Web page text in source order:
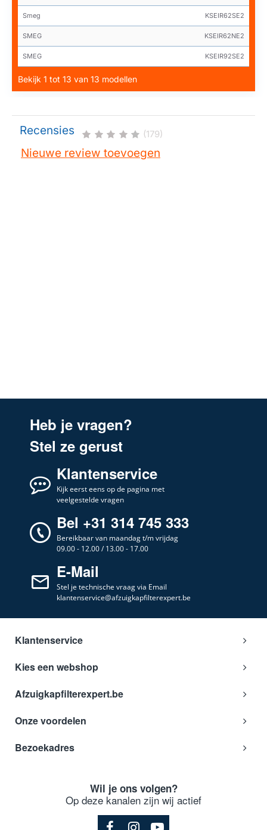
Smeg KSEIR62SE2
SMEG KSEIR62NE2
SMEG KSEIR92SE2
Bekijk 1 tot 13 van 13 modellen
Recensies (179)
Nieuwe review toevoegen
Heb je vragen?
Stel ze gerust
Klantenservice
Kijk eerst eens op de pagina met
veelgestelde vragen
Bel +31 314 745 333
Bereikbaar van maandag t/m vrijdag
09.00 - 12.00 / 13.00 - 17.00
E-Mail
Stel je technische vraag via Email
klantenservice@afzuigkapfilterexpert.be
Klantenservice
Kies een webshop
Afzuigkapfilterexpert.be
Onze voordelen
Bezoekadres
Wil je ons volgen?
Op deze kanalen zijn wij actief